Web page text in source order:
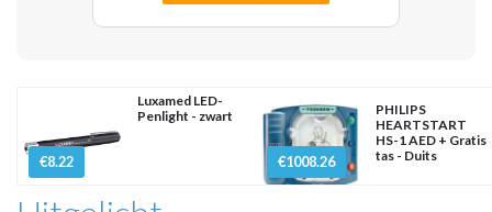
€8.22
Luxamed LED-
Penlight - zwart
€1008.26
PHILIPS
HEARTSTART
HS-1 AED + Gratis
tas - Duits